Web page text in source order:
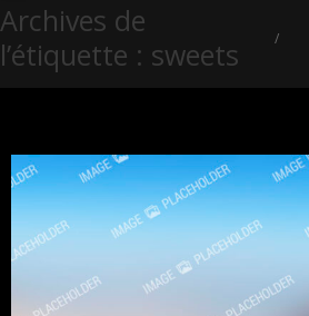
Archives de
l’étiquette : sweets